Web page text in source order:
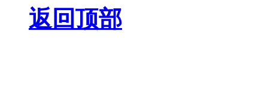
返回顶部